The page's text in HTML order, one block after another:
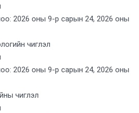
2026 оны 9-р сарын 24, 2026 оны
чиглэл
2026 оны 9-р сарын 24, 2026 оны
чиглэл